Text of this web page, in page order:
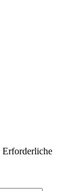
Erforderliche